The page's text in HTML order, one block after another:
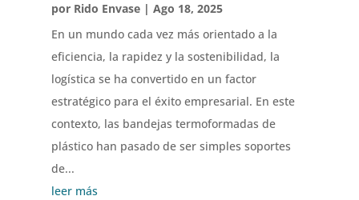
por Rido Envase| Ago 18, 2025
En un mundo cada vez más orientado a la
eficiencia, la rapidez y la sostenibilidad, la
logística se ha convertido en un factor
estratégico para el éxito empresarial. En este
contexto, las bandejas termoformadas de
plástico han pasado de ser simples soportes
de...
leer más